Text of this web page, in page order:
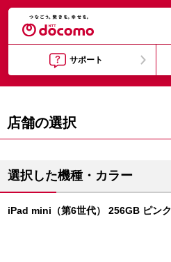
サポート
店舗の選択
選択した機種・カラー
iPad mini（第6世代） 256GB ピンク